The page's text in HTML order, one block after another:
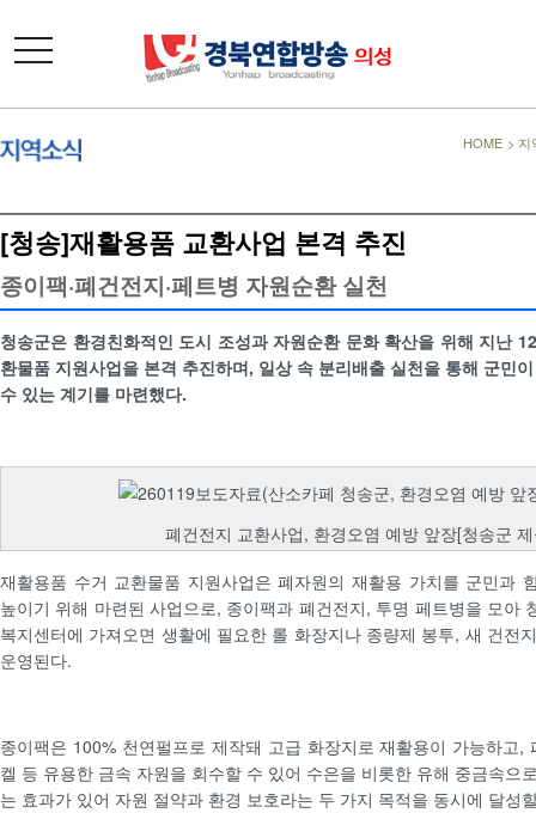
toggle
navigation
HOME > 지
[청송]재활용품 교환사업 본격 추진
종이팩·폐건전지·페트병 자원순환 실천
청송군은 환경친화적인 도시 조성과 자원순환 문화 확산을 위해 지난
환물품 지원사업을 본격 추진하며, 일상 속 분리배출 실천을 통해 군민
수 있는 계기를 마련했다.
폐건전지 교환사업, 환경오염 예방 앞장[청송군
재활용품 수거 교환물품 지원사업은 폐자원의 재활용 가치를 군민과
높이기 위해 마련된 사업으로, 종이팩과 폐건전지, 투명 페트병을 모아
복지센터에 가져오면 생활에 필요한 롤 화장지나 종량제 봉투, 새 건전
운영된다.
종이팩은 100% 천연펄프로 제작돼 고급 화장지로 재활용이 가능하고,
켈 등 유용한 금속 자원을 회수할 수 있어 수은을 비롯한 유해 중금속으
는 효과가 있어 자원 절약과 환경 보호라는 두 가지 목적을 동시에 달성